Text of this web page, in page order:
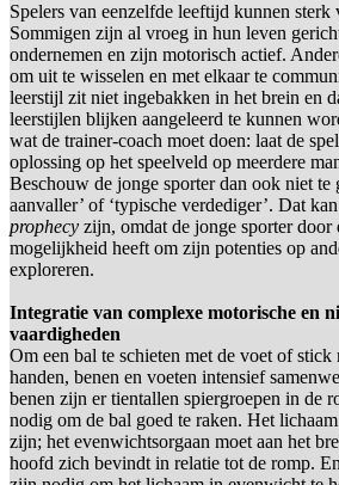
Spelers van eenzelfde leeftijd kunnen
Sommigen zijn al vroeg in hun leven
ondernemen en zijn motorisch actief.
om uit te wisselen en met elkaar te
leerstijl zit niet ingebakken in het brein en
leerstijlen blijken aangeleerd te kunnen
wat de trainer-coach moet doen: laat de
oplossing op het speelveld op meerdere
Beschouw de jonge sporter dan ook niet te
aanvaller’ of ‘typische verdediger’. Dat
prophecy zijn, omdat de jonge sporter
mogelijkheid heeft om zijn potenties op
exploreren.
Integratie van complexe motorische en
vaardigheden
Om een bal te schieten met de voet of stick
handen, benen en voeten intensief
benen zijn er tientallen spiergroepen in de
nodig om de bal goed te raken. Het
zijn; het evenwichtsorgaan moet aan het
hoofd zich bevindt in relatie tot de romp.